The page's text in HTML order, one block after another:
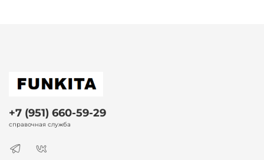
+7 (951) 660-59-29
справочная служба